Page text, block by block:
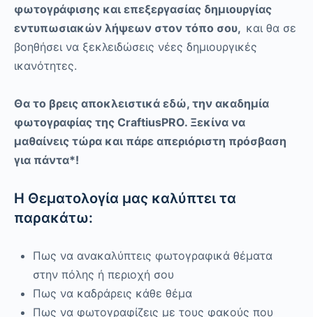
φωτογράφισης και επεξεργασίας δημιουργίας
εντυπωσιακών λήψεων στον τόπο σου, και θα σε
βοηθήσει να ξεκλειδώσεις νέες δημιουργικές
ικανότητες.
Θα το βρεις αποκλειστικά εδώ, την ακαδημία
φωτογραφίας της CraftiusPRO. Ξεκίνα να
μαθαίνεις τώρα και πάρε απεριόριστη πρόσβαση
για πάντα*!
H Θεματολογία μας καλύπτει τα
παρακάτω:
Πως να ανακαλύπτεις φωτογραφικά θέματα
στην πόλης ή περιοχή σου
Πως να καδράρεις κάθε θέμα
Πως να φωτογραφίζεις με τους φακούς που